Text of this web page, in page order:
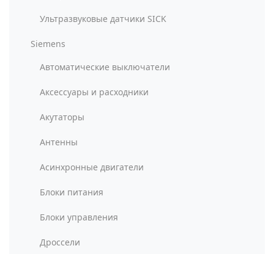
Ультразвуковые датчики SICK
Siemens
Автоматические выключатели
Аксессуары и расходники
Акутаторы
Антенны
Асинхронные двигатели
Блоки питания
Блоки управления
Дроссели